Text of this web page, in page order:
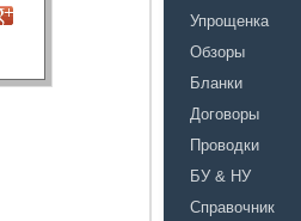
Упрощенка
Обзоры
Бланки
Договоры
Проводки
БУ & НУ
Справочник